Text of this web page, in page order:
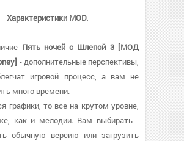
Характеристики MOD.
Пять ночей с Шлепой 3 [МОД
- дополнительные перспективы,
игровой процесс, а вам не
много времени.
графики, то все на крутом уровне,
как и мелодии. Вам выбирать -
обычную версию или загрузить